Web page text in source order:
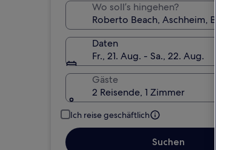
Wo soll’s hingehen?
Daten
Fr., 21. Aug. - Sa., 22. Aug.
Gäste
2 Reisende, 1 Zimmer
Ich reise geschäftlich
Suchen